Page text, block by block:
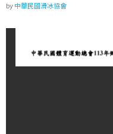
by中華民國滑冰協會